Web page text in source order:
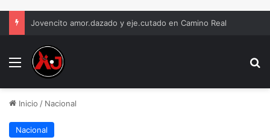
Jovencito amor.dazado y eje.cutado en Camino Real
Menu
Inicio / Nacional
Nacional